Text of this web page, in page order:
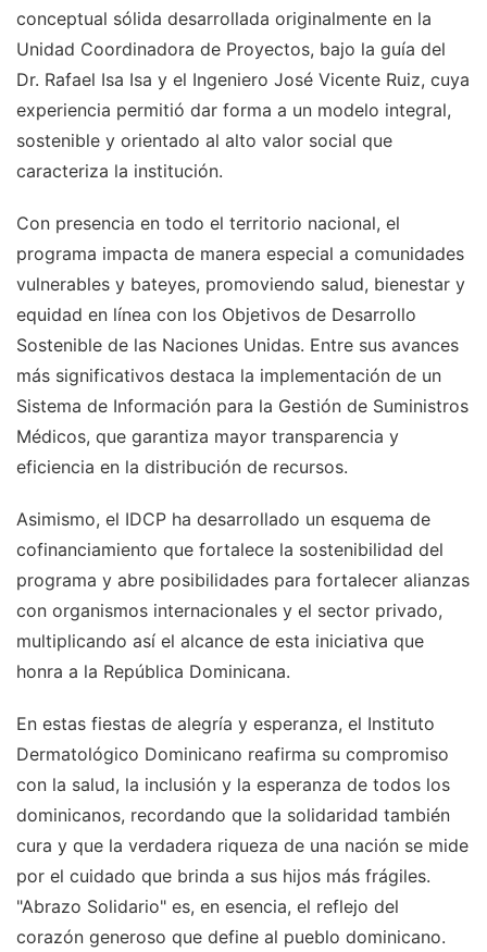
conceptual sólida desarrollada originalmente en la
Unidad Coordinadora de Proyectos, bajo la guía del
Dr. Rafael Isa Isa y el Ingeniero José Vicente Ruiz, cuya
experiencia permitió dar forma a un modelo integral,
sostenible y orientado al alto valor social que
caracteriza la institución.
Con presencia en todo el territorio nacional, el
programa impacta de manera especial a comunidades
vulnerables y bateyes, promoviendo salud, bienestar y
equidad en línea con los Objetivos de Desarrollo
Sostenible de las Naciones Unidas. Entre sus avances
más significativos destaca la implementación de un
Sistema de Información para la Gestión de Suministros
Médicos, que garantiza mayor transparencia y
eficiencia en la distribución de recursos.
Asimismo, el IDCP ha desarrollado un esquema de
cofinanciamiento que fortalece la sostenibilidad del
programa y abre posibilidades para fortalecer alianzas
con organismos internacionales y el sector privado,
multiplicando así el alcance de esta iniciativa que
honra a la República Dominicana.
En estas fiestas de alegría y esperanza, el Instituto
Dermatológico Dominicano reafirma su compromiso
con la salud, la inclusión y la esperanza de todos los
dominicanos, recordando que la solidaridad también
cura y que la verdadera riqueza de una nación se mide
por el cuidado que brinda a sus hijos más frágiles.
"Abrazo Solidario" es, en esencia, el reflejo del
corazón generoso que define al pueblo dominicano.